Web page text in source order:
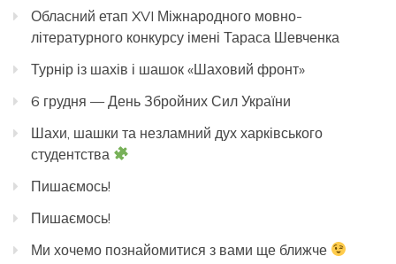
Обласний етап XVI Міжнародного мовно-
літературного конкурсу імені Тараса Шевченка
Турнір із шахів і шашок «Шаховий фронт»
6 грудня — День Збройних Сил України
Шахи, шашки та незламний дух харківського
студентства
Пишаємось!
Пишаємось!
Ми хочемо познайомитися з вами ще ближче